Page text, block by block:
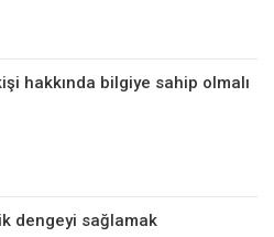
hakkında bilgiye sahip olmalı
dengeyi sağlamak